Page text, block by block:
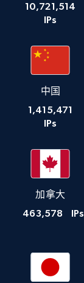
10,721,514
IPs
中国
1,415,471
IPs
加拿大
463,578 IPs